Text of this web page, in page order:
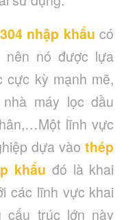
nhập khẩu có
nên nó được lựa
cực kỳ mạnh mẽ,
máy lọc dầu
lĩnh vực
dựa vào thép
khẩu đó là khai
các lĩnh vực khai
cấu trúc lớn này